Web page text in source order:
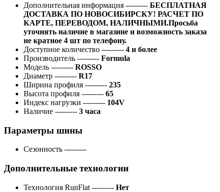
Дополнительная информация --------- БЕСПЛАТНАЯ
ДОСТАВКА ПО НОВОСИБИРСКУ! РАСЧЕТ ПО
КАРТЕ, ПЕРЕВОДОМ, НАЛИЧНЫМИ.Просьба
уточнять наличие в магазине и возможность заказа
не кратное 4 шт по телефону.
Доступное количество --------- 4 и более
Производитель --------- Formula
Модель --------- ROSSO
Диаметр --------- R17
Ширина профиля --------- 235
Высота профиля --------- 65
Индекс нагрузки --------- 104V
Наличие --------- 3 часа
Параметры шины
Сезонность ---------
Дополнительные технологии
Технология RunFlat --------- Нет